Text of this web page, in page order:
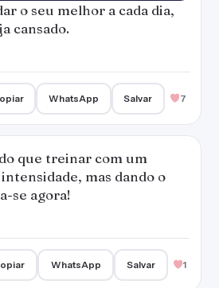
o seu melhor a cada dia,
cansado.
WhatsApp Salvar 7
que treinar com um
mas dando o
se agora!
WhatsApp Salvar 1